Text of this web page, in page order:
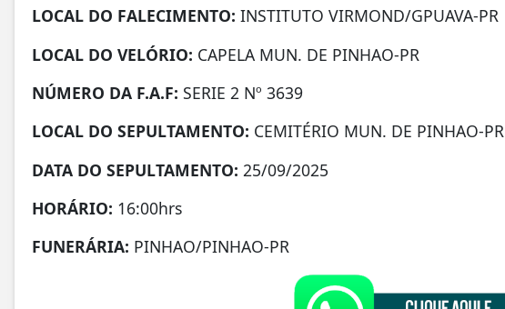
LOCAL DO FALECIMENTO: INSTITUTO VIRMOND/GPUAVA-PR
LOCAL DO VELÓRIO: CAPELA MUN. DE PINHAO-PR
NÚMERO DA F.A.F: SERIE 2 Nº 3639
LOCAL DO SEPULTAMENTO: CEMITÉRIO MUN. DE PINHAO-PR
DATA DO SEPULTAMENTO: 25/09/2025
HORÁRIO: 16:00hrs
FUNERÁRIA: PINHAO/PINHAO-PR